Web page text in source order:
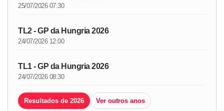
25/07/2026 07:30
TL2 - GP da Hungria 2026
24/07/2026 12:00
TL1 - GP da Hungria 2026
24/07/2026 08:30
Resultados de 2026 Ver outros anos